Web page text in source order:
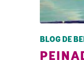
BLOG DE